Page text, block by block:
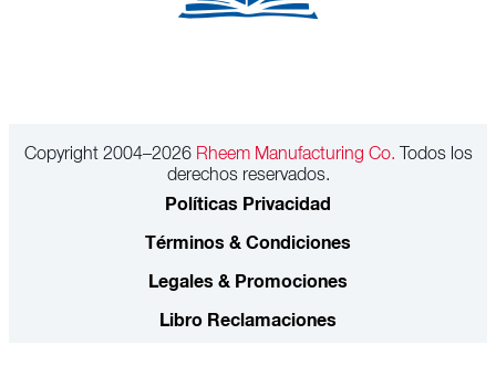
Copyright 2004–2026Rheem Manufacturing Co. Todos los
derechos reservados.
Políticas Privacidad
Términos & Condiciones
Legales & Promociones
Libro Reclamaciones